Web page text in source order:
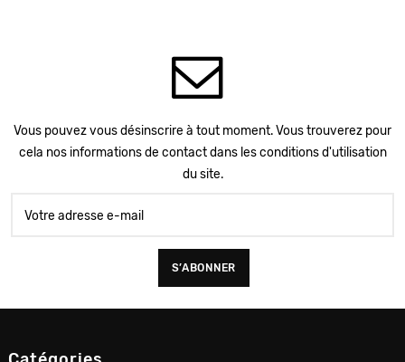
Vous pouvez vous désinscrire à tout moment. Vous trouverez pour
cela nos informations de contact dans les conditions d'utilisation
du site.